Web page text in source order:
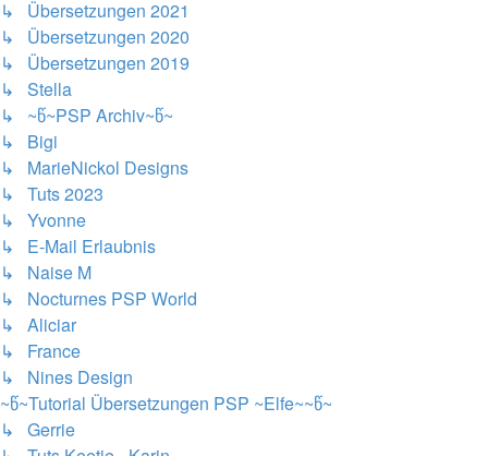
↳ Übersetzungen 2021
↳ Übersetzungen 2020
↳ Übersetzungen 2019
↳ Stella
↳ ~წ~PSP Archiv~წ~
↳ Bigi
↳ MarieNickol Designs
↳ Tuts 2023
↳ Yvonne
↳ E-Mail Erlaubnis
↳ Naise M
↳ Nocturnes PSP World
↳ Aliciar
↳ France
↳ Nines Design
~წ~Tutorial Übersetzungen PSP ~Elfe~~წ~
↳ Gerrie